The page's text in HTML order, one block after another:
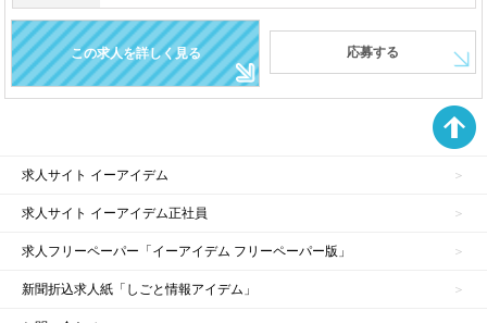
この求人を詳しく見る 応募する
求人サイト イーアイデム
求人サイト イーアイデム正社員
求人フリーペーパー「イーアイデム フリーペーパー版」
新聞折込求人紙「しごと情報アイデム」